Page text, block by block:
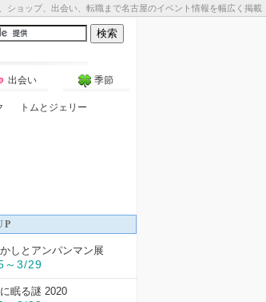
ショップ、出会い、転職まで名古屋のイベント情報を幅広く掲載
出会い 季節
トムとジェリー
しとアンパンマン展
～3/29
眠る謎 2020